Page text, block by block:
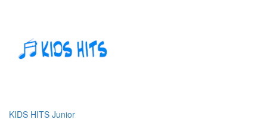
KIDS HITS Junior